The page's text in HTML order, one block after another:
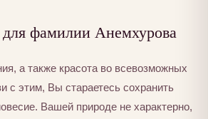
фамилии Анемхурова
а также красота во всевозможных
с этим, Вы стараетесь сохранить
Вашей природе не характерно,